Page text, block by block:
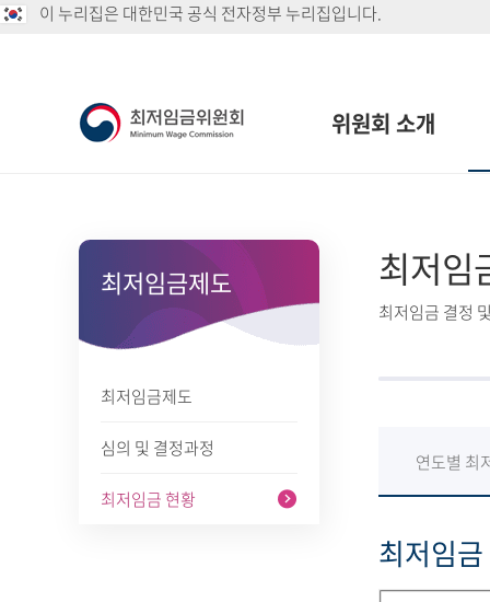
이 누리집은 대한민국 공식 전자정부 누리집입니다.
위원회 소개
최저임금제도
최저임금제도
심의 및 결정과정
최저임금 현황
최저임
최저임금 결정
연도별 최
최저임